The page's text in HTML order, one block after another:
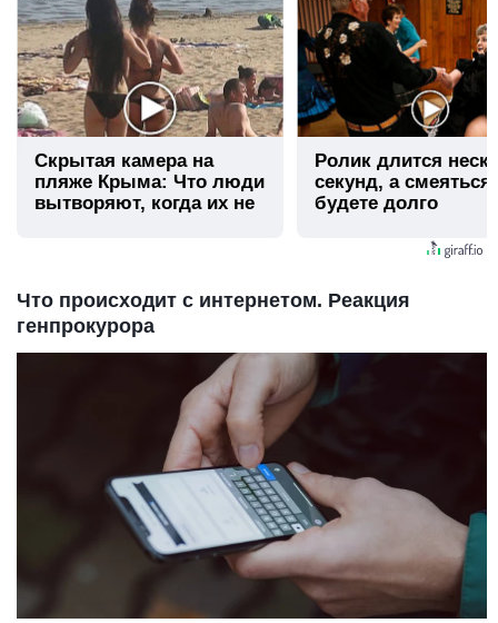
Скрытая камера на
пляже Крыма: Что люди
вытворяют, когда их не
Ролик длится
секунд, а
будете долго
Что происходит с интернетом. Реакция
генпрокурора